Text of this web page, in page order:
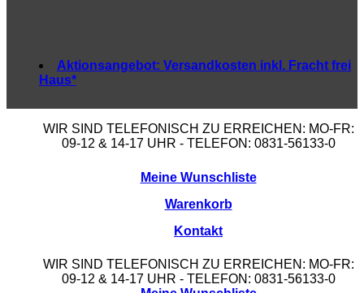
WIR SIND TELEFONISCH ZU ERREICHEN: MO-FR:
09-12 & 14-17 UHR - TELEFON: 0831-56133-0
Meine Wunschliste
Warenkorb
Kontakt
WIR SIND TELEFONISCH ZU ERREICHEN: MO-FR:
09-12 & 14-17 UHR - TELEFON: 0831-56133-0
Aktionsangebot: Versandkosten inkl. Fracht frei
Haus*